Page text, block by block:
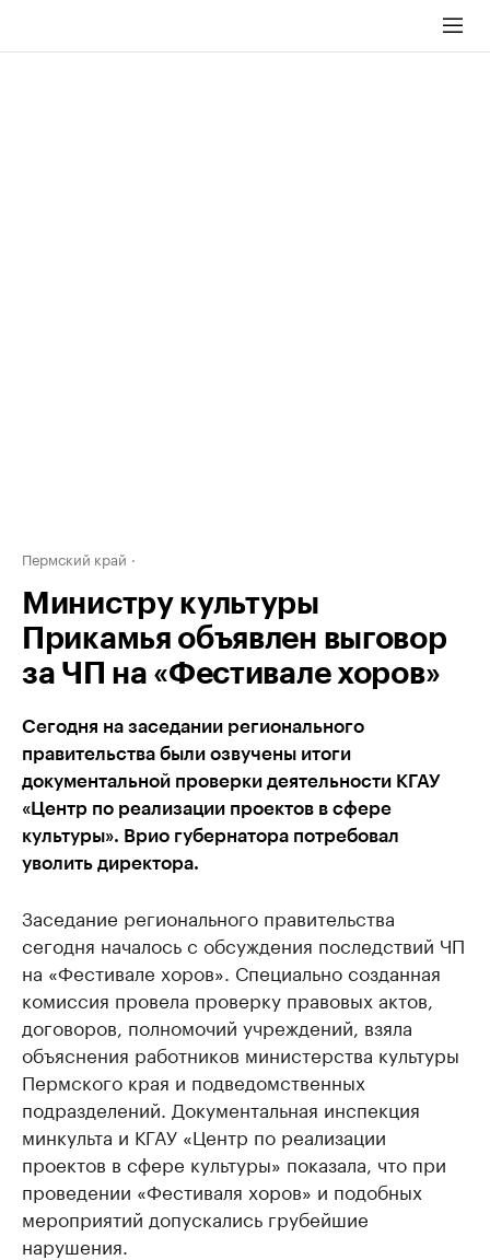
Пермский край
Министру культуры
Прикамья объявлен выговор
за ЧП на «Фестивале хоров»
Сегодня на заседании регионального
правительства были озвучены итоги
документальной проверки деятельности КГАУ
«Центр по реализации проектов в сфере
культуры». Врио губернатора потребовал
уволить директора.
Заседание регионального правительства
сегодня началось с обсуждения последствий ЧП
на «Фестивале хоров». Специально созданная
комиссия провела проверку правовых актов,
договоров, полномочий учреждений, взяла
объяснения работников министерства культуры
Пермского края и подведомственных
подразделений. Документальная инспекция
минкульта и КГАУ «Центр по реализации
проектов в сфере культуры» показала, что при
проведении «Фестиваля хоров» и подобных
мероприятий допускались грубейшие
нарушения.